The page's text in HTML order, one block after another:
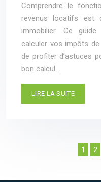
Comprendre le
revenus locatifs est
immobilier. Ce
calculer vos impôts
de profiter d’astuces
bon calcul…
LIRE LA SUITE
1 2